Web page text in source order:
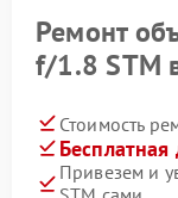
Ремонт
f/1.8 STM
Стоимость
Бесплатная
Привезем и